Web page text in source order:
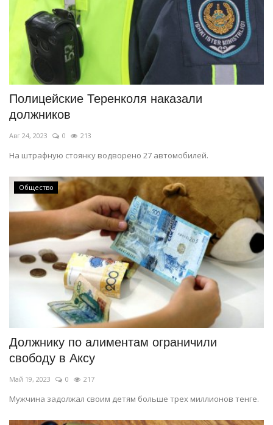
Полицейские Теренколя наказали
должников
Авг 24, 2023 0 213
На штрафную стоянку водворено 27 автомобилей.
Общество
Должнику по алиментам ограничили
свободу в Аксу
Май 19, 2023 0 217
Мужчина задолжал своим детям больше трех миллионов тенге.